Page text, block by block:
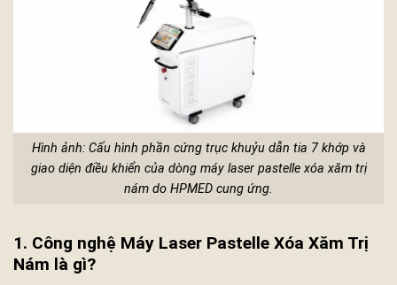
Hình ảnh: Cấu hình phần cứng trục khuỷu dẫn tia 7 khớp và
giao diện điều khiển của dòng máy laser pastelle xóa xăm trị
nám do HPMED cung ứng.
1. Công nghệ Máy Laser Pastelle Xóa Xăm Trị
Nám là gì?